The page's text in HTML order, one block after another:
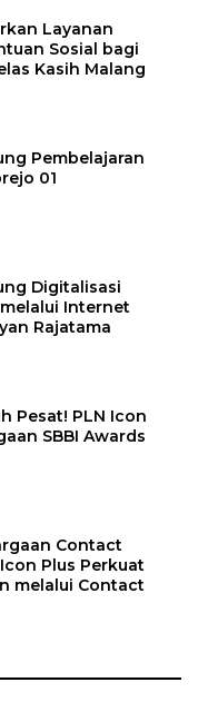
Layanan
Sosial bagi
Kasih Malang
Pembelajaran
01
Digitalisasi
Internet
Rajatama
Pesat! PLN Icon
SBBI Awards
Contact
Plus Perkuat
melalui Contact